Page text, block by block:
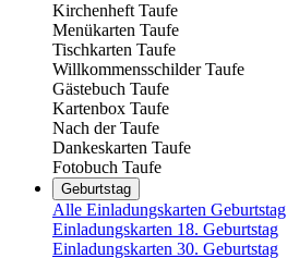
Kirchenheft Taufe
Menükarten Taufe
Tischkarten Taufe
Willkommensschilder Taufe
Gästebuch Taufe
Kartenbox Taufe
Nach der Taufe
Dankeskarten Taufe
Fotobuch Taufe
Geburtstag
Alle Einladungskarten Geburtstag
Einladungskarten 18. Geburtstag
Einladungskarten 30. Geburtstag